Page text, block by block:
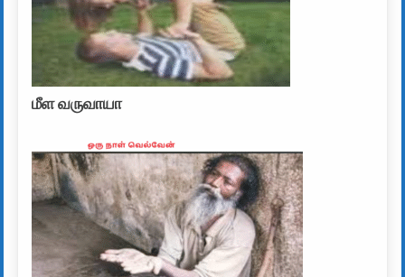
மீள வருவாயா